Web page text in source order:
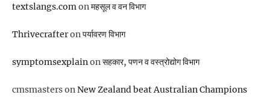
textslangs.com on महसूल व वन विभाग
Thrivecrafteron पर्यावरण विभाग
symptomsexplain on सहकार, पणन व वस्‍त्रोद्योग विभाग
cmsmasterson New Zealand beat Australian Champions